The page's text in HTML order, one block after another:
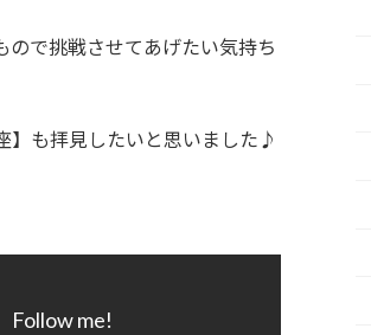
で挑戦させてあげたい気持ち
】も拝見したいと思いました♪
Follow me!